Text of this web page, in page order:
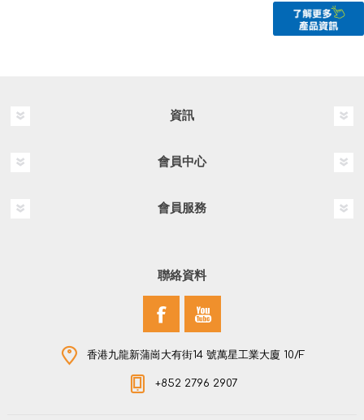
資訊
會員中心
會員服務
聯絡資料
香港九龍新蒲崗大有街14 號萬星工業大廈 10/F
+852 2796 2907